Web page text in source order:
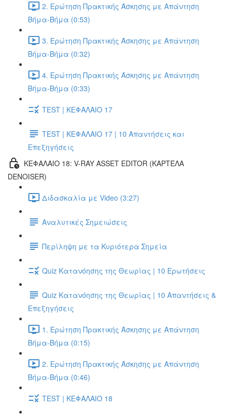
2. Ερώτηση Πρακτικής Άσκησης με Απάντηση
Βήμα-Βήμα (0:53)
3. Ερώτηση Πρακτικής Άσκησης με Απάντηση
Βήμα-Βήμα (0:32)
4. Ερώτηση Πρακτικής Άσκησης με Απάντηση
Βήμα-Βήμα (0:33)
TEST | ΚΕΦΑΛΑΙΟ 17
TEST | ΚΕΦΑΛΑΙΟ 17 | 10 Απαντήσεις και
Επεξηγήσεις
ΚΕΦΑΛΑΙΟ 18: V-RAY ASSET EDITOR (ΚΑΡΤΈΛΑ
DENOISER)
Διδασκαλία με Video (3:27)
Αναλυτικές Σημειώσεις
Περίληψη με τα Κυριότερα Σημεία
Quiz Κατανόησης της Θεωρίας | 10 Ερωτήσεις
Quiz Κατανόησης της Θεωρίας | 10 Απαντήσεις &
Επεξηγήσεις
1. Ερώτηση Πρακτικής Άσκησης με Απάντηση
Βήμα-Βήμα (0:15)
2. Ερώτηση Πρακτικής Άσκησης με Απάντηση
Βήμα-Βήμα (0:46)
TEST | ΚΕΦΑΛΑΙΟ 18